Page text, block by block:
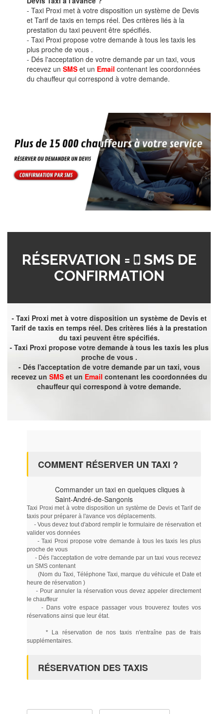
- Taxi Proxi met à votre disposition un système de Devis
et Tarif de taxis en temps réel. Des critères liés à la
prestation du taxi peuvent être spécifiés.
- Taxi Proxi propose votre demande à tous les taxis les
plus proche de vous .
- Dés l'acceptation de votre demande par un taxi, vous
recevez un SMS et un Email contenant les coordonnées
du chauffeur qui correspond à votre demande.
RÉSERVATION =
SMS DE
CONFIRMATION
- Taxi Proxi met à votre disposition un système de Devis et
Tarif de taxis en temps réel. Des critères liés à la prestation
du taxi peuvent être spécifiés.
- Taxi Proxi propose votre demande à tous les taxis les plus
proche de vous .
- Dés l'acceptation de votre demande par un taxi, vous
recevez un SMSet un Email contenant les coordonnées du
chauffeur qui correspond à votre demande.
COMMENT RÉSERVER UN TAXI ?
Commander un taxi en quelques cliques à
Saint-André-de-Sangonis
Taxi Proxi met à votre disposition un système de Devis et Tarif de
taxis pour préparer à l'avance vos déplacements.
- Vous devez tout d'abord remplir le formulaire de réservation et
valider vos données
- Taxi Proxi propose votre demande à tous les taxis les plus
proche de vous
- Dés l'acceptation de votre demande par un taxi vous recevez
un SMS contenant
(Nom du Taxi, Téléphone Taxi, marque du véhicule et Date et
heure de réservation )
- Pour annuler la réservation vous devez appeler directement
le chauffeur
- Dans votre espace passager vous trouverez toutes vos
réservations ainsi que leur état.
* La réservation de nos taxis n'entraîne pas de frais
supplémentaires.
RÉSERVATION DES TAXIS